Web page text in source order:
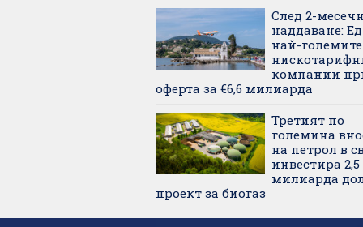
След 2-
наддаване:
най-големите
компании
оферта за €6,6 милиарда
Третият по
големина
на петрол в
инвестира 2,5
милиарда
проект за биогаз